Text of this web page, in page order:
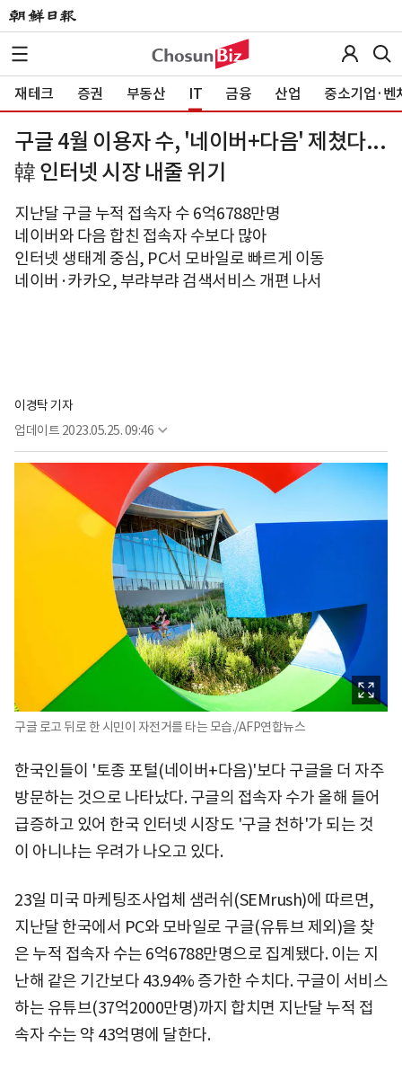
재테크 증권 부동산 IT 금융 산업 중소기업·벤
구글 4월 이용자 수, '네이버+다음' 제쳤다...
韓 인터넷 시장 내줄 위기
지난달 구글 누적 접속자 수 6억6788만명
네이버와 다음 합친 접속자 수보다 많아
인터넷 생태계 중심, PC서 모바일로 빠르게 이동
네이버·카카오, 부랴부랴 검색서비스 개편 나서
이경탁 기자
업데이트 2023.05.25. 09:46
구글 로고 뒤로 한 시민이 자전거를 타는 모습./AFP연합뉴스
한국인들이 '토종 포털(네이버+다음)'보다 구글을 더 자주
방문하는 것으로 나타났다. 구글의 접속자 수가 올해 들어
급증하고 있어 한국 인터넷 시장도 '구글 천하'가 되는 것
이 아니냐는 우려가 나오고 있다.
23일 미국 마케팅조사업체 샘러쉬(SEMrush)에 따르면,
지난달 한국에서 PC와 모바일로 구글(유튜브 제외)을 찾
은 누적 접속자 수는 6억6788만명으로 집계됐다. 이는 지
난해 같은 기간보다 43.94% 증가한 수치다. 구글이 서비스
하는 유튜브(37억2000만명)까지 합치면 지난달 누적 접
속자 수는 약 43억명에 달한다.